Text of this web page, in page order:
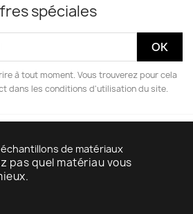
spéciales
à tout moment. Vous trouverez pour cela
dans les conditions d'utilisation du site.
de matériaux
pas quel matériau vous